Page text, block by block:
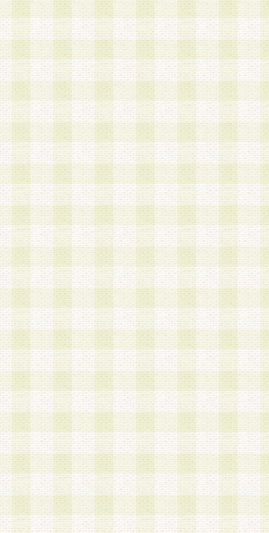
を行うものとします。当社は、会員登録を承認し
会員として本サービスを 受けるためのログイン
を付与します。
3.会員は、会員登録の際に申告する登録情報の全
いかなる虚偽の申告をも行ってはならないものと
4.会員は、複数のログインＩＤおよびパスワード
いものとします。
第4条 ログインIDおよびパスワードの管理
1.会員は、会員登録後、本サイト内にて本サービ
加する際には、前条に基づき当社から付与された
スワードを使用するものとします。
2.登録の際に当社が付与したログインIDおよびパ
の使用に関しては、全て会員本人がその責任を負
3.会員は、当社から付与されたログインIDおよび
貸与、名義変更、売買その他形態を問わず第三者
ならないものとします。
4.当社は、会員によるログインIDおよびパスワー
盗用など第三者の利用に伴う損害の発生について
き事由の有無、その他原因の如何を問わず、一切
のとします。
第5条 会員の登録情報
1.当社は、会員の登録情報に含まれる氏名・住所
アドレス等会員個人を識別できる情報を当社が別
シーポリシー
」に基づき適切に取り扱うものとし
は、当該個人情報を以下の各号に定める目的に利
す。なお、これら事項以外の目的で個人情報を利
かじめ会員の同意を得たうえで利用するものとし
a.本サービスの実施または運営
b.本サービスに係る謝礼、景品、調査サンプル品
c.会員からの電話、メール等の問い合わせなどへ